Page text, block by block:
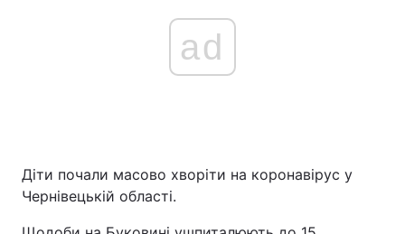
Головна Війна
ad
Діти почали масово хворіти на коронавірус у
Чернівецькій області.